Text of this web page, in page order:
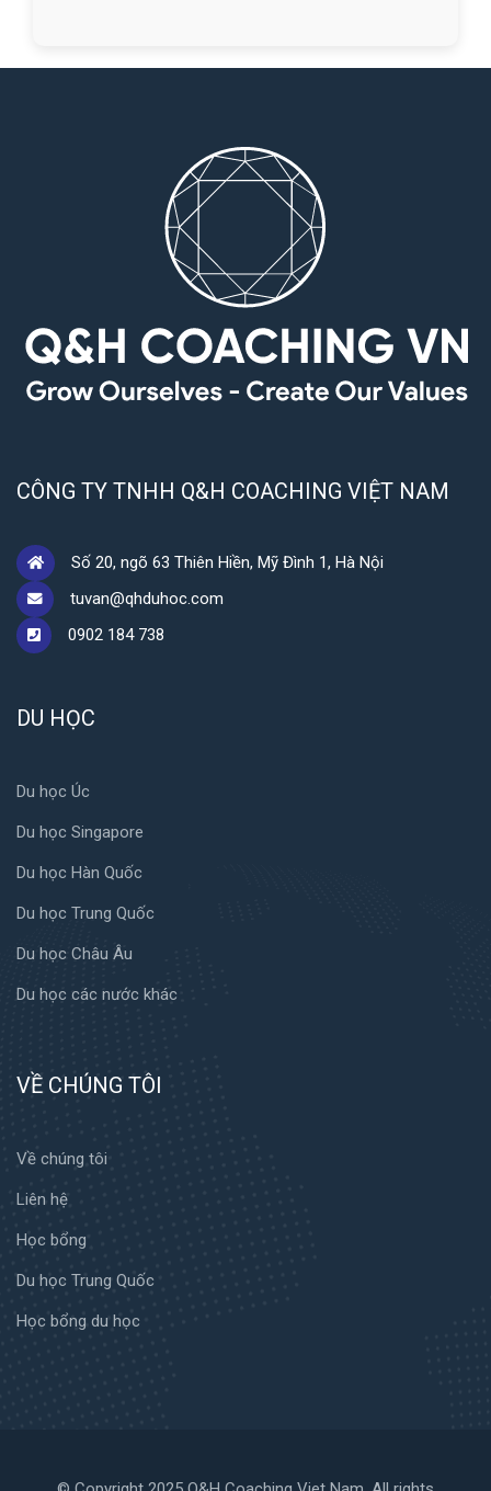
CÔNG TY TNHH Q&H COACHING VIỆT NAM
Số 20, ngõ 63 Thiên Hiền, Mỹ Đình 1, Hà Nội
tuvan@qhduhoc.com
0902 184 738
DU HỌC
Du học Úc
Du học Singapore
Du học Hàn Quốc
Du học Trung Quốc
Du học Châu Âu
Du học các nước khác
VỀ CHÚNG TÔI
Về chúng tôi
Liên hệ
Học bổng
Du học Trung Quốc
Học bổng du học